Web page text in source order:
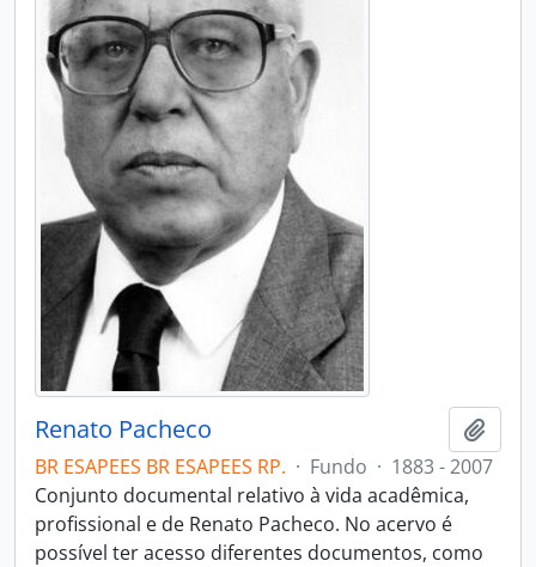
Renato Pacheco
BR ESAPEES BR ESAPEES RP. · Fundo · 1883 - 2007
Conjunto documental relativo à vida acadêmica,
profissional e de Renato Pacheco. No acervo é
possível ter acesso diferentes documentos, como